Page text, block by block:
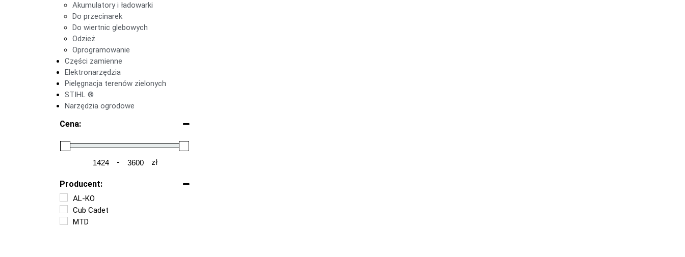
Akumulatory i ładowarki
Do przecinarek
Do wiertnic glebowych
Odzież
Oprogramowanie
Części zamienne
Elektronarzędzia
Pielęgnacja terenów zielonych
STIHL ®
Narzędzia ogrodowe
Cena:
Minimum Price
-
Maximum Price
zł
Producent:
AL-KO
Cub Cadet
MTD